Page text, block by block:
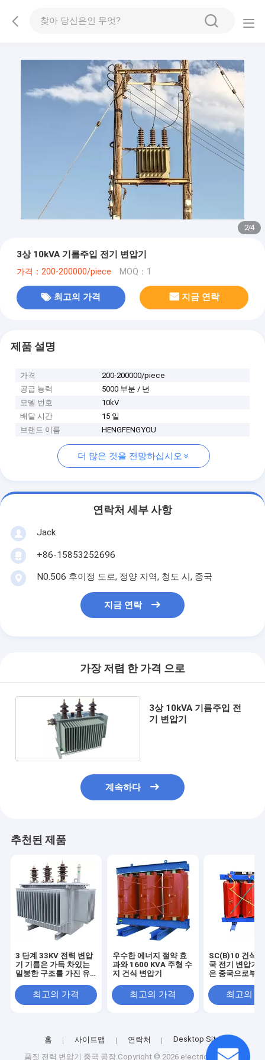
2/4
3상 10kVA 기름주입 전기 변압기
가격：200-200000/piece MOQ：1
최고의 가격 지금 연락
제품 설명
가격
200-200000/piece
공급 능력
5000 부분 / 년
모델 번호
10kV
배달 시간
15 일
브랜드 이름
HENGFENGYOU
더 많은 것을 전망하십시오
연락처 세부 사항
Jack
+86-15853252696
N0.506 후이정 도로, 정양 지역, 청도 시, 중국
지금 연락
가장 저렴 한 가격 으로
3상 10kVA 기름주입 전
기 변압기
계속하다
추천된 제품
3 단계 33KV 전력 변압
기 기름은 가득 차있는
밀봉한 구조를 가진 유
최고의 가격
우수한 에너지 절약 효
과와 1600 KVA 주형 수
지 건식 변압기
최고의 가격
SC(B)10 건식
국 전기 변압기
은 중국으로부
화합니다최고의
홈 사이트맵 연락처 Desktop Site
품질 전력 변압기 중국 공장.Copyright © 2026 electrical-power-